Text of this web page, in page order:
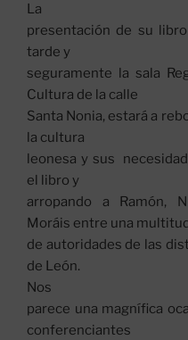
La
presentación de su
tarde y
seguramente la sala
Cultura de la calle
Santa Nonia, estará a
la cultura
leonesa y sus
el libro y
arropando a Ramón,
Moráis entre una multitud
de autoridades de las
de León.
Nos
parece una magnífica
conferenciantes